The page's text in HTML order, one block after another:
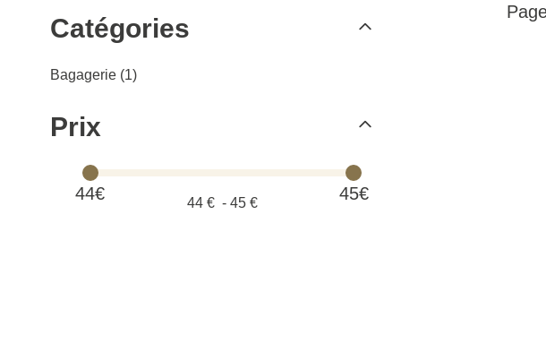
Catégories
Bagagerie (1)
Prix
44€ 45€
44€ - 45€